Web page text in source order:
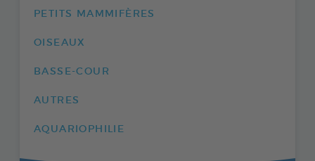
PETITS MAMMIFÈRES
OISEAUX
BASSE-COUR
AUTRES
AQUARIOPHILIE